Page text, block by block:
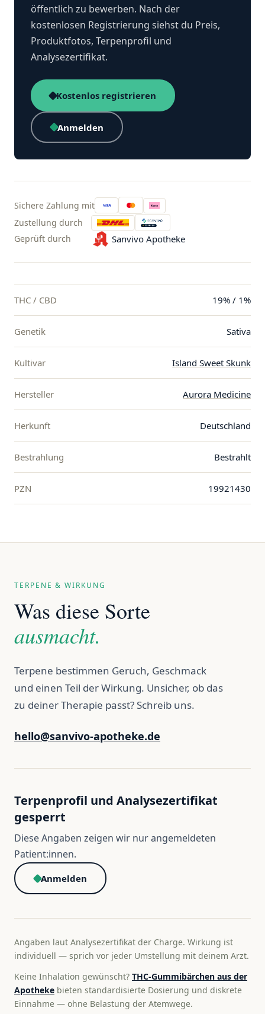
öffentlich zu bewerben. Nach der
kostenlosen Registrierung siehst du Preis,
Produktfotos, Terpenprofil und
Analysezertifikat.
Kostenlos registrieren
Anmelden
Sichere Zahlung mit
Zustellung durch
Geprüft durch
Sanvivo Apotheke
THC / CBD 19% / 1%
Genetik Sativa
Kultivar Island Sweet Skunk
Hersteller Aurora Medicine
Herkunft Deutschland
Bestrahlung Bestrahlt
PZN 19921430
TERPENE & WIRKUNG
Was diese Sorte
ausmacht.
Terpene bestimmen Geruch, Geschmack
und einen Teil der Wirkung. Unsicher, ob das
zu deiner Therapie passt? Schreib uns.
hello@sanvivo-apotheke.de
Terpenprofil und Analysezertifikat
gesperrt
Diese Angaben zeigen wir nur angemeldeten
Patient:innen.
Anmelden
Angaben laut Analysezertifikat der Charge. Wirkung ist
individuell — sprich vor jeder Umstellung mit deinem Arzt.
Keine Inhalation gewünscht? THC-Gummibärchen aus der
Apotheke bieten standardisierte Dosierung und diskrete
Einnahme — ohne Belastung der Atemwege.